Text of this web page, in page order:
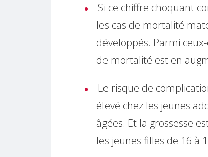
Si ce chiffre choquant
les cas de mortalité
développés. Parmi
de mortalité est en
Le risque de
élevé chez les jeunes
âgées. Et la grossesse
les jeunes filles de 16 à